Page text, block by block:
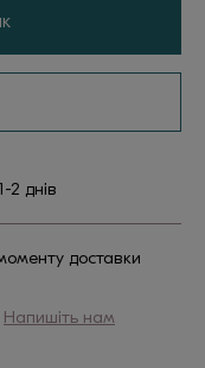
2 днів
доставки
Напишіть нам